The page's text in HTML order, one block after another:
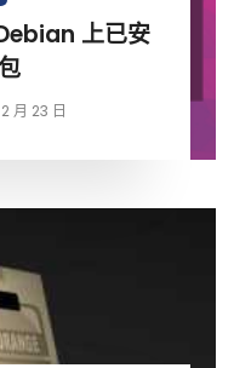
上已安
月 23 日